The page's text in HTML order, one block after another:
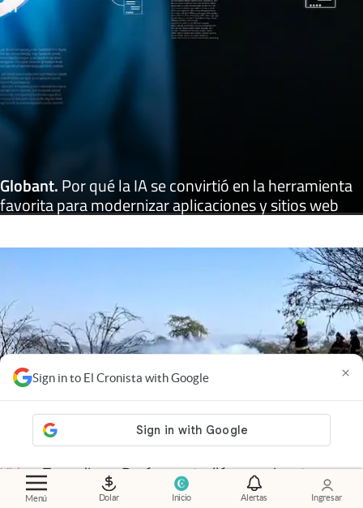
Menú Dolar Inicio Alertas Ingresar
Sign in to El Cronista with Google ×
Globant.Por qué la IA se convirtió en la herramienta
favorita para modernizar aplicaciones y sitios web
Video.Tragedia en Perú: se estrelló una avioneta
turística sobre las Líneas de Nazca y murieron 13